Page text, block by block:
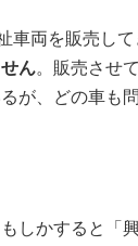
車両を販売して
ん。販売させ
が、どの車も
しかすると「